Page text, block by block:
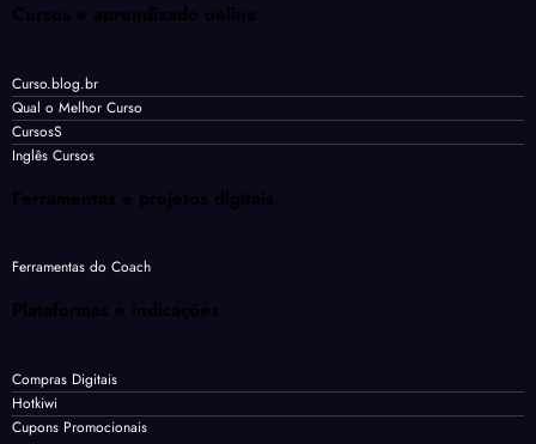
Cursos e aprendizado online
Curso.blog.br
Qual o Melhor Curso
CursosS
Inglês Cursos
Ferramentas e projetos digitais
Ferramentas do Coach
Plataformas e indicações
Compras Digitais
Hotkiwi
Cupons Promocionais